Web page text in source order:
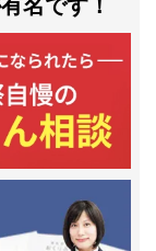
名です！